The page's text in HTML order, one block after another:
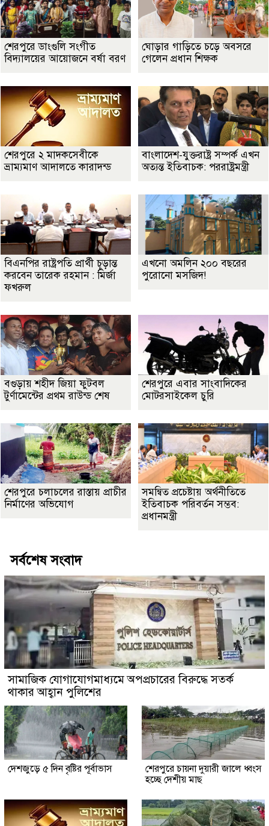
শেরপুরে ডাংগুলি সংগীত
বিদ্যালয়ের আয়োজনে বর্ষা বরণ
ঘোড়ার গাড়িতে চড়ে অবসরে
গেলেন প্রধান শিক্ষক
শেরপুরে ২ মাদকসেবীকে
ভ্রাম্যমাণ আদালতে কারাদন্ড
বাংলাদেশ-যুক্তরাষ্ট্র সম্পর্ক এখন
অত্যন্ত ইতিবাচক: পররাষ্ট্রমন্ত্রী
বিএনপির রাষ্ট্রপতি প্রার্থী চূড়ান্ত
করবেন তারেক রহমান : মির্জা
ফখরুল
এখনো অমলিন ২০০ বছরের
পুরোনো মসজিদ!
বগুড়ায় শহীদ জিয়া ফুটবল
টুর্ণামেন্টের প্রথম রাউন্ড শেষ
শেরপুরে এবার সাংবাদিকের
মোটরসাইকেল চুরি
শেরপুরে চলাচলের রাস্তায় প্রাচীর
নির্মাণের অভিযোগ
সমন্বিত প্রচেষ্টায় অর্থনীতিতে
ইতিবাচক পরিবর্তন সম্ভব:
প্রধানমন্ত্রী
সর্বশেষ সংবাদ
সামাজিক যোগাযোগমাধ্যমে অপপ্রচারের বিরুদ্ধে সতর্ক
থাকার আহ্বান পুলিশের
দেশজুড়ে ৫ দিন বৃষ্টির পূর্বাভাস
শেরপুরে চায়না দুয়ারী জালে ধ্বংস
হচ্ছে দেশীয় মাছ